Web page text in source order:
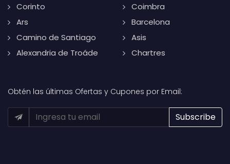
Corinto
Ars
Camino de Santiago
Alexandria de Troáde
Coimbra
Barcelona
Asis
Chartres
Obtén las últimas Ofertas y Cupones por Email: